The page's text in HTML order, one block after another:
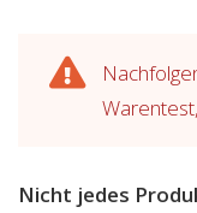
Nicht jedes